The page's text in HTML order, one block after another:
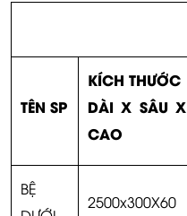
TÊN SP
KÍCH THƯỚC
DÀI X SÂU X
CAO
BỆ
2500x300X60